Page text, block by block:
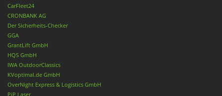
CarFleet24
CRONBANK AG
Der Sicherheits-Checker
GGA
GrantLift GmbH
HQS GmbH
IWA OutdoorClassics
KVoptimal.de GmbH
OverNight Express & Logistics GmbH
PiP Laser